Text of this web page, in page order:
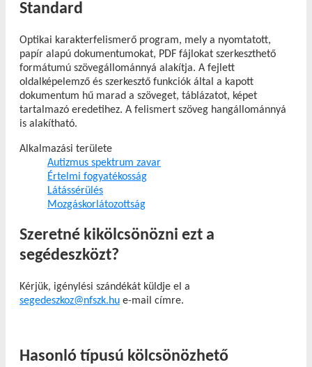
Standard
Optikai karakterfelismerő program, mely a nyomtatott,
papír alapú dokumentumokat, PDF fájlokat szerkeszthető
formátumú szövegállománnyá alakítja. A fejlett
oldalképelemző és szerkesztő funkciók által a kapott
dokumentum hű marad a szöveget, táblázatot, képet
tartalmazó eredetihez. A felismert szöveg hangállománnyá
is alakítható.
Alkalmazási területe
Autizmus spektrum zavar
Értelmi fogyatékosság
Látássérülés
Mozgáskorlátozottság
Szeretné kikölcsönözni ezt a
segédeszközt?
Kérjük, igénylési szándékát küldje el a
segedeszkoz@nfszk.hu e-mail címre.
Hasonló típusú kölcsönözhető